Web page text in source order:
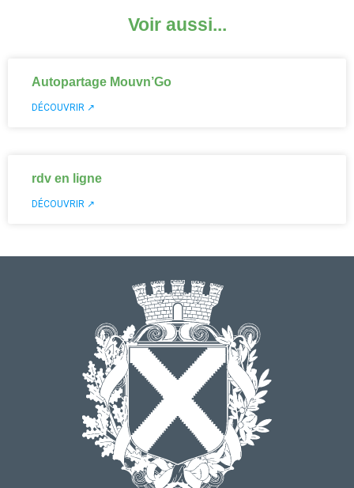
Voir aussi...
Autopartage Mouvn’Go
DÉCOUVRIR ↗
rdv en ligne
DÉCOUVRIR ↗